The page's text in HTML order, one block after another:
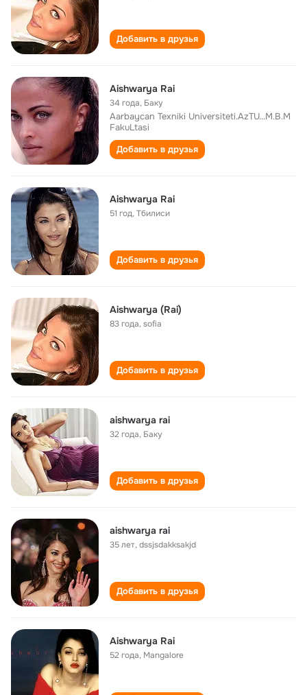
Добавить в друзья
Aishwarya Rai
34 года, Баку
Aarbaycan Texniki Universiteti.AzTU...M.B.M
FakuLtasi
Добавить в друзья
Aishwarya Rai
51 год,Тбилиси
Добавить в друзья
Aishwarya (Rai)
83 года,sofia
Добавить в друзья
aishwarya rai
32 года, Баку
Добавить в друзья
aishwarya rai
35 лет,dssjsdakksakjd
Добавить в друзья
Aishwarya Rai
52 года, Mangalore